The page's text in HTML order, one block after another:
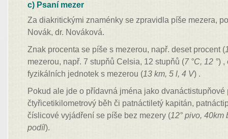
c) Psaní mezer
Za diakritickými znaménky se zpravidla píše mezera,
Novák, dr. Nováková.
Znak procenta se píše s mezerou, např. deset procent (
mezerou, např. 7 stupňů Celsia, 12 stupňů (7 °C, 12 °) ,
fyzikálních jednotek s mezerou (13 km, 5 l, 4 V) .
Pokud ale jde o přídavná jména jako dvanáctistupňové
čtyřicetikilometrový běh či patnáctiletý kapitán,
číslicové vyjádření se píše bez mezery (12° pivo, 40km
podíl).